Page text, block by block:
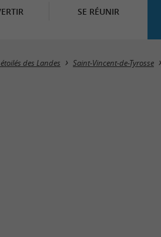
SE RÉUNIR
des Landes Saint-Vincent-de-Tyrosse